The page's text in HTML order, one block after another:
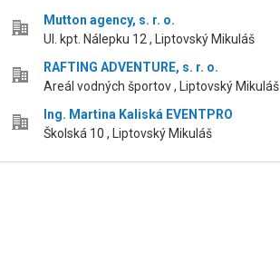
Mutton agency, s. r. o.
Ul. kpt. Nálepku 12 , Liptovský Mikuláš
RAFTING ADVENTURE, s. r. o.
Areál vodných športov , Liptovský Mikuláš
Ing. Martina Kaliská EVENTPRO
Školská 10 , Liptovský Mikuláš